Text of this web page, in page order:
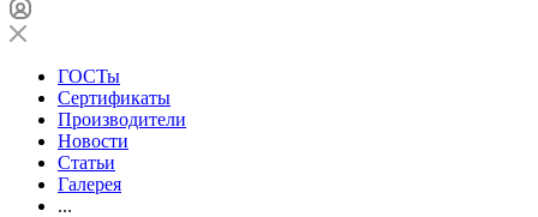
ГОСТы
Сертификаты
Производители
Новости
Статьи
Галерея
...